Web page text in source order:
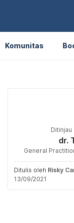
Komunitas
dr.
General
Ditulis oleh Risky
13/09/2021